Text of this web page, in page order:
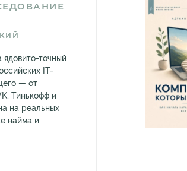
точный
IT-
— от
Тинькофф и
на реальных
найма и